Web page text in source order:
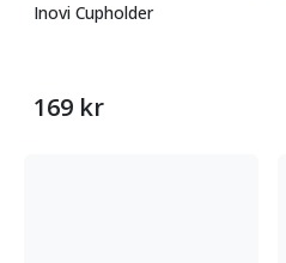
Inovi Cupholder
169 kr